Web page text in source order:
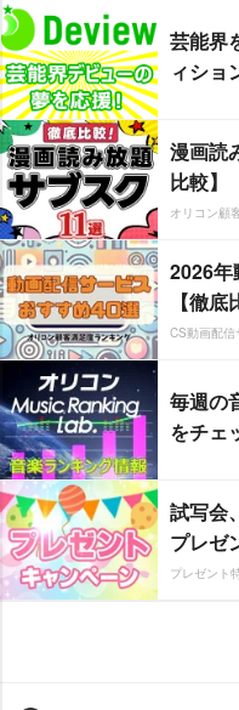
芸能界
ィショ
漫画読
比較】
オリコン顧
2026年
【徹底
CS動画配
毎週の
をチェ
試写会
プレゼ
プレゼント